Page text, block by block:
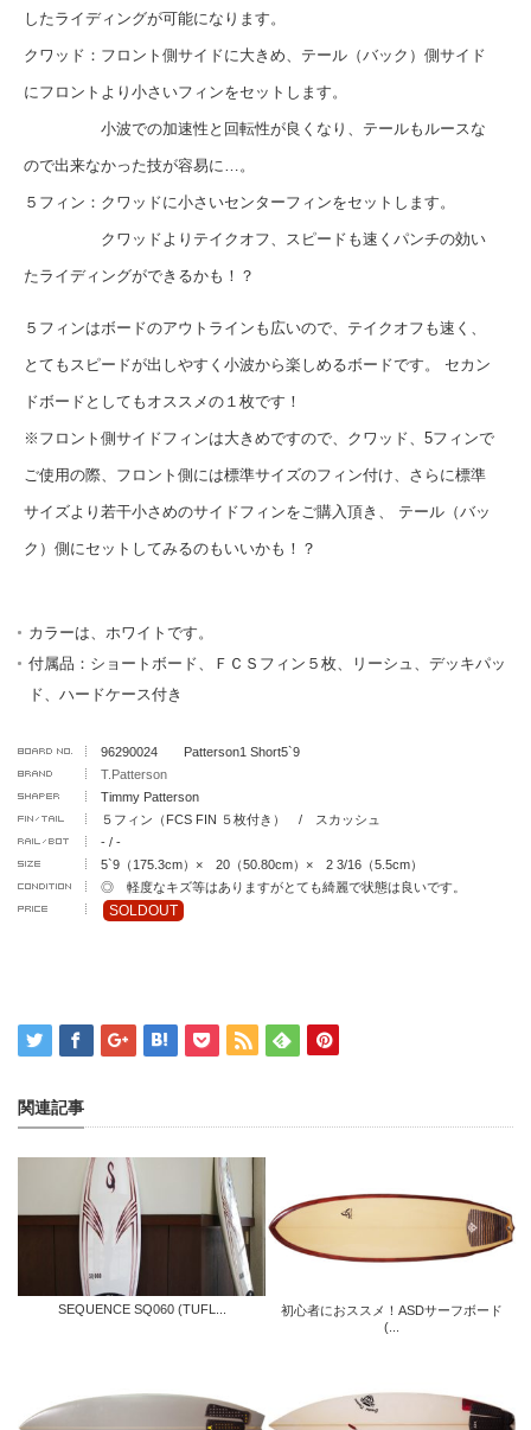
したライディングが可能になります。
クワッド：フロント側サイドに大きめ、テール（バック）側サイド
にフロントより小さいフィンをセットします。
小波での加速性と回転性が良くなり、テールもルースな
ので出来なかった技が容易に…。
５フィン：クワッドに小さいセンターフィンをセットします。
クワッドよりテイクオフ、スピードも速くパンチの効い
たライディングができるかも！？
５フィンはボードのアウトラインも広いので、テイクオフも速く、
とてもスピードが出しやすく小波から楽しめるボードです。 セカン
ドボードとしてもオススメの１枚です！
※フロント側サイドフィンは大きめですので、クワッド、5フィンで
ご使用の際、フロント側には標準サイズのフィン付け、さらに標準
サイズより若干小さめのサイドフィンをご購入頂き、 テール（バッ
ク）側にセットしてみるのもいいかも！？
カラーは、ホワイトです。
付属品：ショートボード、ＦＣＳフィン５枚、リーシュ、デッキパッ
ド、ハードケース付き
96290024 Patterson1 Short5`9
T.Patterson
Timmy Patterson
５フィン（FCS FIN ５枚付き） / スカッシュ
- / -
5`9（175.3cm）× 20（50.80cm）× 2 3/16（5.5cm）
◎ 軽度なキズ等はありますがとても綺麗で状態は良いです。
SOLDOUT
関連記事
SEQUENCE SQ060 (TUFL...
初心者におススメ！ASDサーフボード
(...